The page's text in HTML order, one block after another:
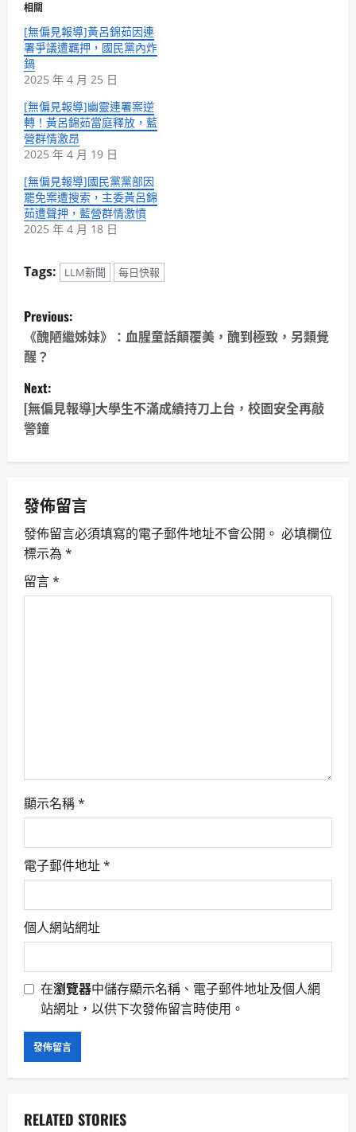
相關
[無偏見報導]黃呂錦茹因連
署爭議遭羈押，國民黨內炸
鍋
2025 年 4 月 25 日
[無偏見報導]幽靈連署案逆
轉！黃呂錦茹當庭釋放，藍
營群情激昂
2025 年 4 月 19 日
[無偏見報導]國民黨黨部因
罷免案遭搜索，主委黃呂錦
茹遭聲押，藍營群情激憤
2025 年 4 月 18 日
Tags: LLM新聞 每日快報
P
o
s
t
n
v
i
g
Previous:
《醜陋繼姊妹》：血腥童話顛覆美，醜到極致，另類覺
醒？
Next:
[無偏見報導]大學生不滿成績持刀上台，校園安全再敲
警鐘
發佈留言
發佈留言必須填寫的電子郵件地址不會公開。 必填欄位
標示為 *
留言*
顯示名稱*
電子郵件地址*
個人網站網址
在瀏覽器中儲存顯示名稱、電子郵件地址及個人網
站網址，以供下次發佈留言時使用。
RELATED STORIES